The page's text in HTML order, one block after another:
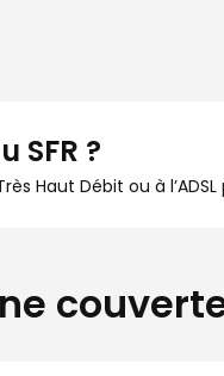
SFR ?
Haut Débit ou à